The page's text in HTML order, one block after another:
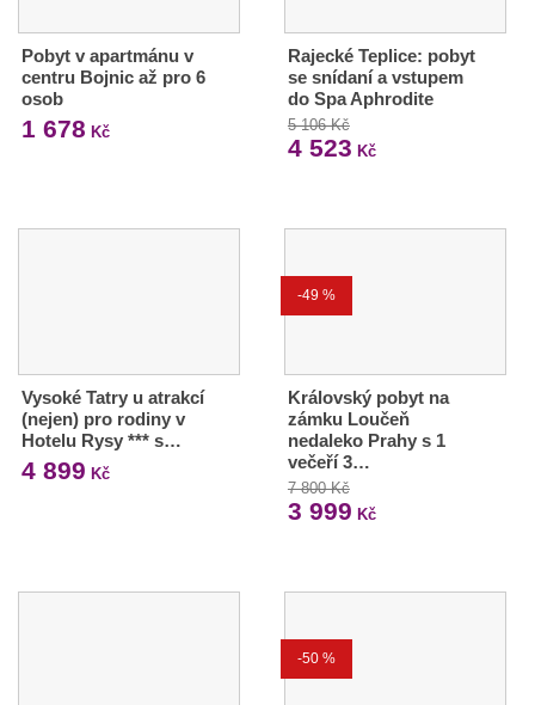
Pobyt v apartmánu v
centru Bojnic až pro 6
osob
1 678 Kč
Rajecké Teplice: pobyt
se snídaní a vstupem
do Spa Aphrodite
5 106 Kč
4 523 Kč
Vysoké Tatry u atrakcí
(nejen) pro rodiny v
Hotelu Rysy *** s…
4 899 Kč
-49 %
Královský pobyt na
zámku Loučeň
nedaleko Prahy s 1
večeří 3…
7 800 Kč
3 999 Kč
-50 %